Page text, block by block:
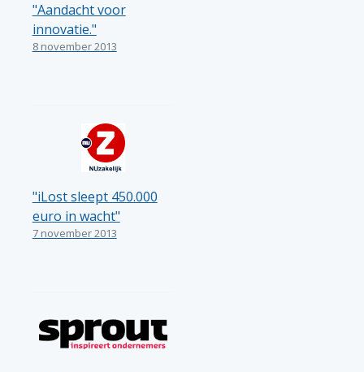
"Aandacht voor
innovatie."
8 november 2013
"iLost sleept 450.000
euro in wacht"
7 november 2013